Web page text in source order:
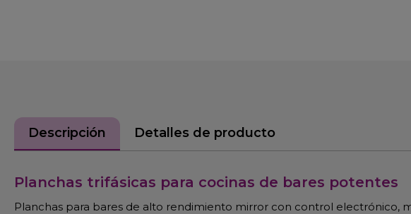
Descripción Detalles de producto
Planchas trifásicas para cocinas de bares potentes
Planchas para bares de alto rendimiento mirror con control electrónico,